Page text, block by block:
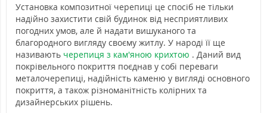
Установка композитної черепиці це спосіб не тільки
надійно захистити свій будинок від несприятливих
погодних умов, але й надати вишуканого та
благородного вигляду своєму житлу. У народі її ще
називають черепиця з кам'яною крихтою . Даний вид
покрівельного покриття поєднав у собі переваги
металочерепиці, надійність каменю у вигляді основного
покриття, а також різноманітність колірних та
дизайнерських рішень.